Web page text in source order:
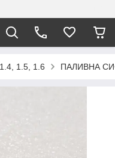
1.5, 1.6 ПАЛИВНА